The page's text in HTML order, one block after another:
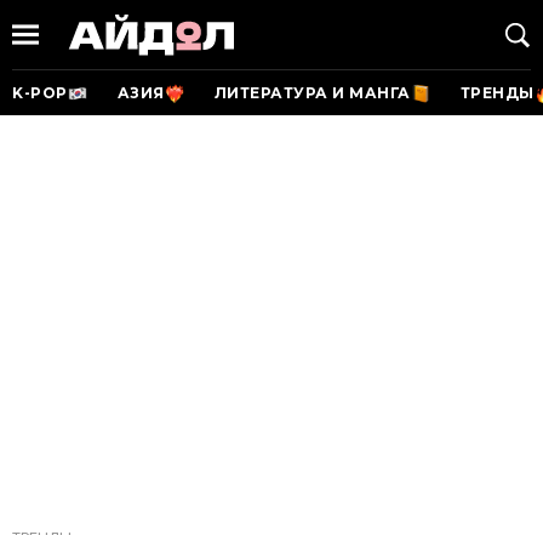
K-POP АЗИЯ ЛИТЕРАТУРА И МАНГА ТРЕНДЫ